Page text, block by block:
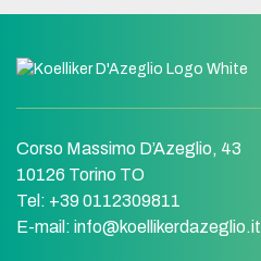
Corso Massimo D’Azeglio, 43
10126 Torino TO
Tel: +39 0112309811
E-mail: info@koellikerdazeglio.it